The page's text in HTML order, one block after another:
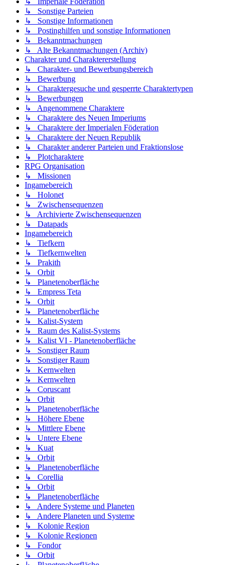
↳ Sonstige Parteien
↳ Sonstige Informationen
↳ Postinghilfen und sonstige Informationen
↳ Bekanntmachungen
↳ Alte Bekanntmachungen (Archiv)
Charakter und Charaktererstellung
↳ Charakter- und Bewerbungsbereich
↳ Bewerbung
↳ Charaktergesuche und gesperrte Charaktertypen
↳ Bewerbungen
↳ Angenommene Charaktere
↳ Charaktere des Neuen Imperiums
↳ Charaktere der Imperialen Föderation
↳ Charaktere der Neuen Republik
↳ Charakter anderer Parteien und Fraktionslose
↳ Plotcharaktere
RPG Organisation
↳ Missionen
Ingamebereich
↳ Holonet
↳ Zwischensequenzen
↳ Archivierte Zwischensequenzen
↳ Datapads
Ingamebereich
↳ Tiefkern
↳ Tiefkernwelten
↳ Prakith
↳ Orbit
↳ Planetenoberfläche
↳ Empress Teta
↳ Orbit
↳ Planetenoberfläche
↳ Kalist-System
↳ Raum des Kalist-Systems
↳ Kalist VI - Planetenoberfläche
↳ Sonstiger Raum
↳ Sonstiger Raum
↳ Kernwelten
↳ Kernwelten
↳ Coruscant
↳ Orbit
↳ Planetenoberfläche
↳ Höhere Ebene
↳ Mittlere Ebene
↳ Untere Ebene
↳ Kuat
↳ Orbit
↳ Planetenoberfläche
↳ Corellia
↳ Orbit
↳ Planetenoberfläche
↳ Andere Systeme und Planeten
↳ Andere Planeten und Systeme
↳ Kolonie Region
↳ Kolonie Regionen
↳ Fondor
↳ Orbit